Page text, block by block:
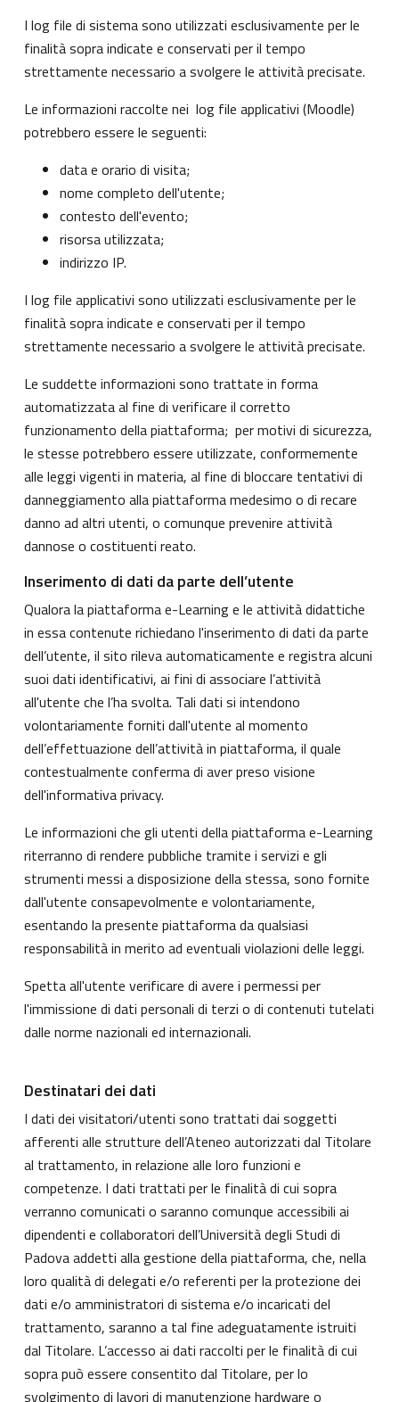
I log file di sistema sono utilizzati esclusivamente per le
finalità sopra indicate e conservati per il tempo
strettamente necessario a svolgere le attività precisate.
Le informazioni raccolte nei log file applicativi (Moodle)
potrebbero essere le seguenti:
data e orario di visita;
nome completo dell'utente;
contesto dell'evento;
risorsa utilizzata;
indirizzo IP.
I log file applicativi sono utilizzati esclusivamente per le
finalità sopra indicate e conservati per il tempo
strettamente necessario a svolgere le attività precisate.
Le suddette informazioni sono trattate in forma
automatizzata al fine di verificare il corretto
funzionamento della piattaforma; per motivi di sicurezza,
le stesse potrebbero essere utilizzate, conformemente
alle leggi vigenti in materia, al fine di bloccare tentativi di
danneggiamento alla piattaforma medesimo o di recare
danno ad altri utenti, o comunque prevenire attività
dannose o costituenti reato.
Inserimento di dati da parte dell’utente
Qualora la piattaforma e-Learning e le attività didattiche
in essa contenute richiedano l'inserimento di dati da parte
dell’utente, il sito rileva automaticamente e registra alcuni
suoi dati identificativi, ai fini di associare l’attività
all'utente che l’ha svolta. Tali dati si intendono
volontariamente forniti dall'utente al momento
dell’effettuazione dell’attività in piattaforma, il quale
contestualmente conferma di aver preso visione
dell'informativa privacy.
Le informazioni che gli utenti della piattaforma e-Learning
riterranno di rendere pubbliche tramite i servizi e gli
strumenti messi a disposizione della stessa, sono fornite
dall'utente consapevolmente e volontariamente,
esentando la presente piattaforma da qualsiasi
responsabilità in merito ad eventuali violazioni delle leggi.
Spetta all'utente verificare di avere i permessi per
l'immissione di dati personali di terzi o di contenuti tutelati
dalle norme nazionali ed internazionali.
Destinatari dei dati
I dati dei visitatori/utenti sono trattati dai soggetti
afferenti alle strutture dell’Ateneo autorizzati dal Titolare
al trattamento, in relazione alle loro funzioni e
competenze. I dati trattati per le finalità di cui sopra
verranno comunicati o saranno comunque accessibili ai
dipendenti e collaboratori dell’Università degli Studi di
Padova addetti alla gestione della piattaforma, che, nella
loro qualità di delegati e/o referenti per la protezione dei
dati e/o amministratori di sistema e/o incaricati del
trattamento, saranno a tal fine adeguatamente istruiti
dal Titolare. L’accesso ai dati raccolti per le finalità di cui
sopra può essere consentito dal Titolare, per lo
svolgimento di lavori di manutenzione hardware o